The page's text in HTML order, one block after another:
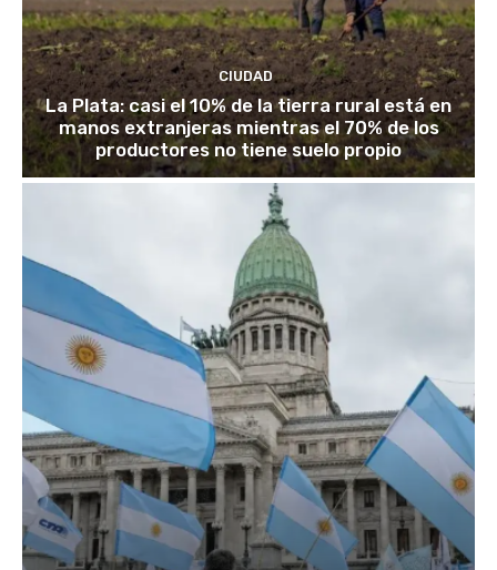
CIUDAD
La Plata: casi el 10% de la tierra rural está en
manos extranjeras mientras el 70% de los
productores no tiene suelo propio